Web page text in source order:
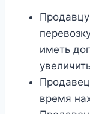
иметь
время